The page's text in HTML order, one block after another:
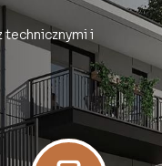
technicznymi i